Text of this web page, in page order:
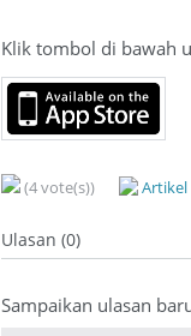
Klik tombol di bawah
(4 vote(s))
Ulasan (0)
Sampaikan ulasan